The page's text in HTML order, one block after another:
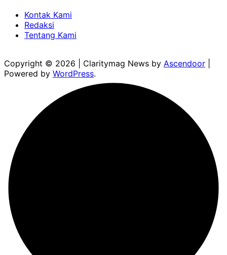
Kontak Kami
Redaksi
Tentang Kami
Copyright © 2026 | Claritymag News by Ascendoor
Powered by WordPress.